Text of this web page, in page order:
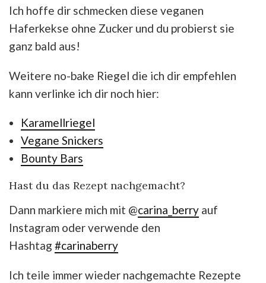
Ich hoffe dir schmecken diese veganen
Haferkekse ohne Zucker und du probierst sie
ganz bald aus!
Weitere no-bake Riegel die ich dir empfehlen
kann verlinke ich dir noch hier:
Karamellriegel
Vegane Snickers
Bounty Bars
Hast du das Rezept nachgemacht?
Dann markiere mich mit @carina_berry auf
Instagram oder verwende den
Hashtag #carinaberry
Ich teile immer wieder nachgemachte Rezepte